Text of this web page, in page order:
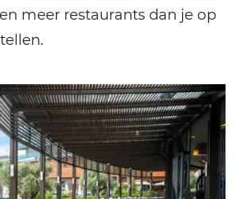
en meer restaurants dan je op